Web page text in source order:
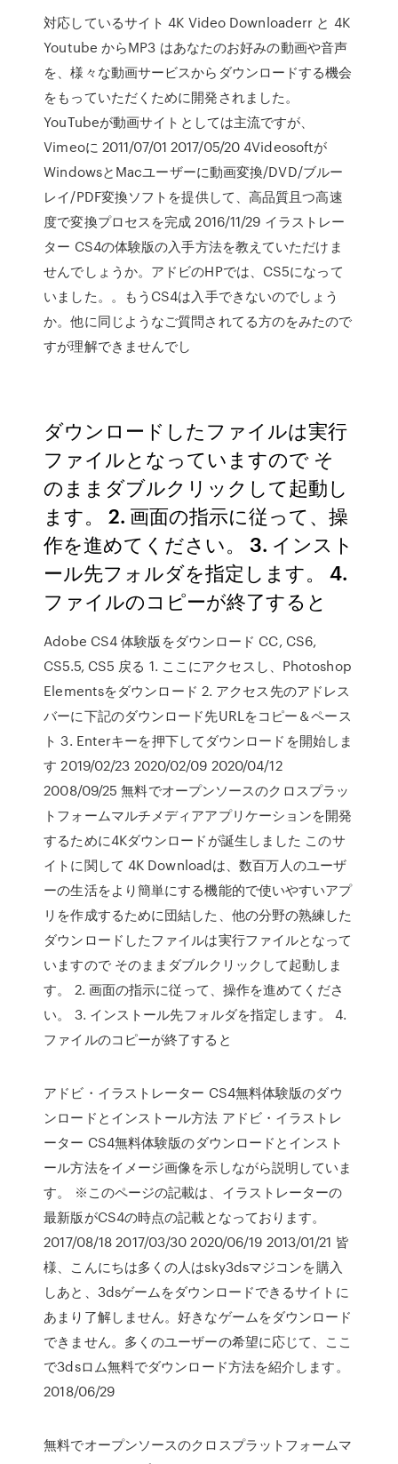
対応しているサイト 4K Video Downloaderr と 4K
Youtube からMP3 はあなたのお好みの動画や音声
を、様々な動画サービスからダウンロードする機会
をもっていただくために開発されました。
YouTubeが動画サイトとしては主流ですが、
Vimeoに 2011/07/01 2017/05/20 4Videosoftが
WindowsとMacユーザーに動画変換/DVD/ブルー
レイ/PDF変換ソフトを提供して、高品質且つ高速
度で変換プロセスを完成 2016/11/29 イラストレー
ター CS4の体験版の入手方法を教えていただけま
せんでしょうか。アドビのHPでは、CS5になって
いました。。もうCS4は入手できないのでしょう
か。他に同じようなご質問されてる方のをみたので
すが理解できませんでし
ダウンロードしたファイルは実行
ファイルとなっていますので そ
のままダブルクリックして起動し
ます。 2. 画面の指示に従って、操
作を進めてください。 3. インスト
ール先フォルダを指定します。 4.
ファイルのコピーが終了すると
Adobe CS4 体験版をダウンロード CC, CS6,
CS5.5, CS5 戻る 1. ここにアクセスし、Photoshop
Elementsをダウンロード 2. アクセス先のアドレス
バーに下記のダウンロード先URLをコピー＆ペース
ト 3. Enterキーを押下してダウンロードを開始しま
す 2019/02/23 2020/02/09 2020/04/12
2008/09/25 無料でオープンソースのクロスプラッ
トフォームマルチメディアアプリケーションを開発
するために4Kダウンロードが誕生しました このサ
イトに関して 4K Downloadは、数百万人のユーザ
ーの生活をより簡単にする機能的で使いやすいアプ
リを作成するために団結した、他の分野の熟練した
ダウンロードしたファイルは実行ファイルとなって
いますので そのままダブルクリックして起動しま
す。 2. 画面の指示に従って、操作を進めてくださ
い。 3. インストール先フォルダを指定します。 4.
ファイルのコピーが終了すると
アドビ・イラストレーター CS4無料体験版のダウ
ンロードとインストール方法 アドビ・イラストレ
ーター CS4無料体験版のダウンロードとインスト
ール方法をイメージ画像を示しながら説明していま
す。 ※このページの記載は、イラストレーターの
最新版がCS4の時点の記載となっております。
2017/08/18 2017/03/30 2020/06/19 2013/01/21 皆
様、こんにちは多くの人はsky3dsマジコンを購入
しあと、3dsゲームをダウンロードできるサイトに
あまり了解しません。好きなゲームをダウンロード
できません。多くのユーザーの希望に応じて、ここ
で3dsロム無料でダウンロード方法を紹介します。
2018/06/29
無料でオープンソースのクロスプラットフォームマ